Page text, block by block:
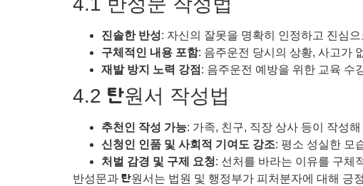
진솔한 반성: 자신의 잘못을 명확히 인정하고 진심
구체적인 내용 포함: 음주운전 당시의 상황, 사고가
재발 방지 노력 강점 : 음주운전 예방을 위한 교육 수
4.2 탄원서 작성법
추천인 작성 가능: 가족, 친구, 직장 상사 등이 작성
신청인 인품 및 사회적 기여도 강조: 평소 성실한 모
처벌 감경 및 구제 요청: 선처를 바라는 이유를 구체
반성문과 탄원서는 법원 및 행정부가 피처분자에 대해 긍